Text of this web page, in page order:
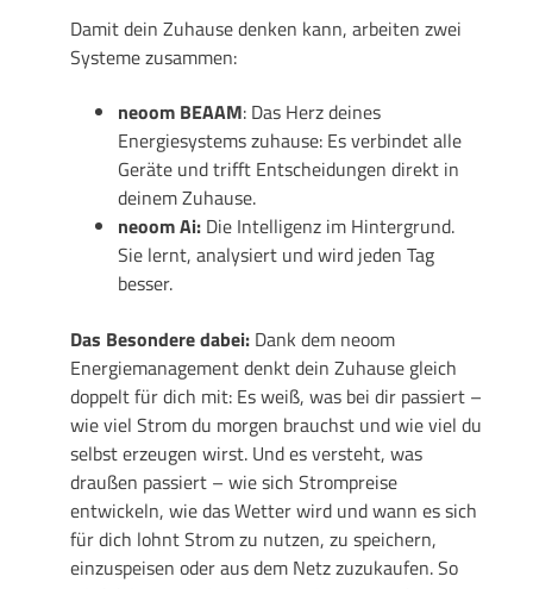
Damit dein Zuhause denken kann, arbeiten zwei
Systeme zusammen:
neoom BEAAM: Das Herz deines
Energiesystems zuhause: Es verbindet alle
Geräte und trifft Entscheidungen direkt in
deinem Zuhause.
neoom Ai:Die Intelligenz im Hintergrund.
Sie lernt, analysiert und wird jeden Tag
besser.
Das Besondere dabei:Dank dem neoom
Energiemanagement denkt dein Zuhause gleich
doppelt für dich mit: Es weiß, was bei dir passiert –
wie viel Strom du morgen brauchst und wie viel du
selbst erzeugen wirst. Und es versteht, was
draußen passiert – wie sich Strompreise
entwickeln, wie das Wetter wird und wann es sich
für dich lohnt Strom zu nutzen, zu speichern,
einzuspeisen oder aus dem Netz zuzukaufen.So